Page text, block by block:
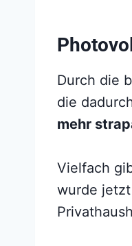
Durch die
die
mehr
Vielfach
wurde